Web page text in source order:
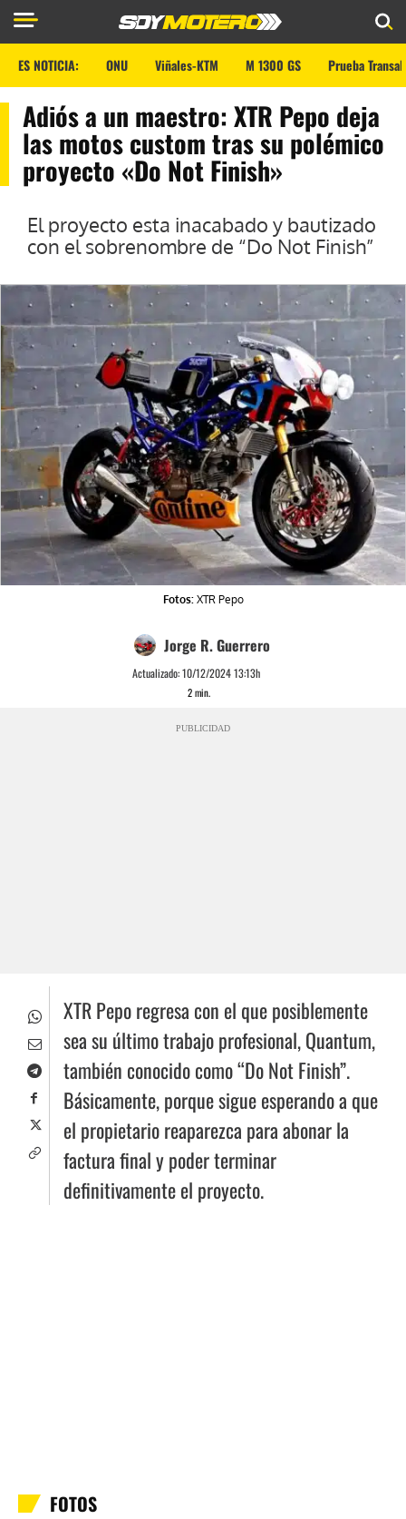
ES NOTICIA: ONU Viñales-KTM M 1300 GS Prueba
Adiós a un maestro: XTR Pepo deja
las motos custom tras su polémico
proyecto «Do Not Finish»
El proyecto esta inacabado y bautizado
con el sobrenombre de “Do Not Finish”
Fotos:XTR Pepo
Jorge R. Guerrero
Actualizado:10/12/2024 13:13h
2min.
PUBLICIDAD
XTR Pepo regresa con el que posiblemente
sea su último trabajo profesional, Quantum,
también conocido como “Do Not Finish”.
Básicamente, porque sigue esperando a que
el propietario reaparezca para abonar la
factura final y poder terminar
definitivamente el proyecto.
FOTOS